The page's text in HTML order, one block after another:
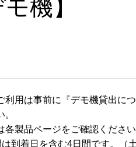
モ機】
利用は事前に 『デモ機貸出につ
各製品ページをご確認ください
到着日を含む4日間です。（